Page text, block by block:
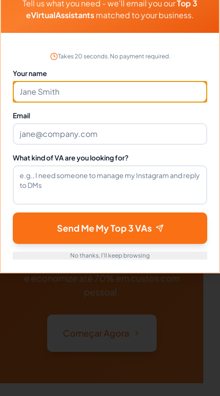
Quais tarefas um VA de contabilidade pode
gerenciar?
Conhecem softwares de contabilidade?
Pronto para Contratar seu
Assistente Virtual?
e economize até 70% em custos com
pessoal.
Começar Agora
Tell us what you need - we'll email you ourTop 3
eVirtualAssistantsmatched to your business.
Takes 20 seconds. No payment required.
Your name
Email
What kind of VA are you looking for?
Send Me My Top 3 VAs
No thanks, I'll keep browsing